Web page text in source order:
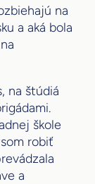
na
a aká bola
na štúdiá
škole
robiť
a